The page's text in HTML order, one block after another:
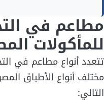
مطاعم في
للمأكولات
تتعدد أنواع مطاعم في
مختلف أنواع الأطباق
التالي: